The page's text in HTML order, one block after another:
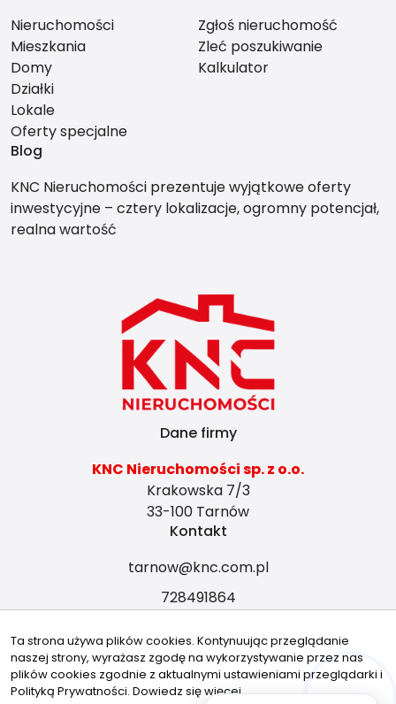
Nieruchomości
Mieszkania
Domy
Działki
Lokale
Oferty specjalne
Zgłoś nieruchomość
Zleć poszukiwanie
Kalkulator
Blog
KNC Nieruchomości prezentuje wyjątkowe oferty
inwestycyjne – cztery lokalizacje, ogromny potencjał,
realna wartość
Dane firmy
KNC Nieruchomości sp. z o.o.
Krakowska 7/3
33-100 Tarnów
Kontakt
tarnow@knc.com.pl
728491864
Znajdziesz nas tu
Ta strona używa plików cookies. Kontynuując przeglądanie
naszej strony, wyrażasz zgodę na wykorzystywanie przez nas
plików cookies zgodnie z aktualnymi ustawieniami przeglądarki i
Polityką Prywatności. Dowiedz się więcej